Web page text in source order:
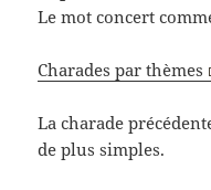
Le mot concert
Charades par thèmes
La charade
de plus simples.